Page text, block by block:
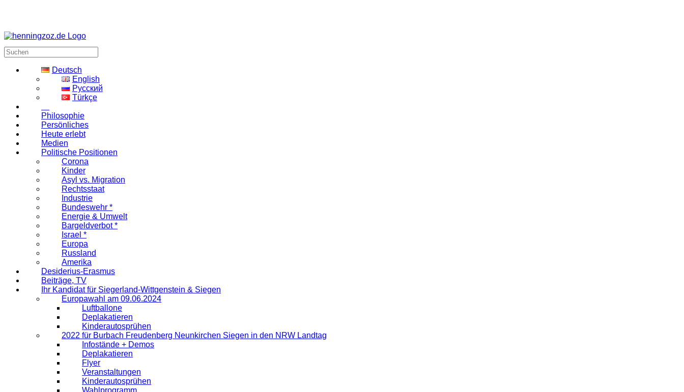
Deutsch
English
Русский
Türkçe
Philosophie
Persönliches
Heute erlebt
Medien
Politische Positionen
Corona
Kinder
Asyl vs. Migration
Rechtsstaat
Industrie
Bundeswehr *
Energie & Umwelt
Bargeldverbot *
Israel *
Europa
Russland
Amerika
Desiderius-Erasmus
Beiträge, TV
Ihr Kandidat für Siegerland-Wittgenstein & Siegen
Europawahl am 09.06.2024
Luftballone
Deplakatieren
Kinderautosprühen
2022 für Burbach Freudenberg Neunkirchen Siegen in den NRW Landtag
Infostände + Demos
Deplakatieren
Flyer
Veranstaltungen
Kinderautosprühen
Wahlprogramm